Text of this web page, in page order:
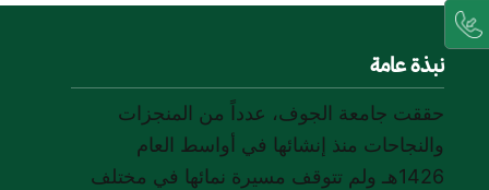
نبذة عامة
حققت جامعة الجوف، عدداً من المنجزات
والنجاحات منذ إنشائها في أواسط العام
1426هـ ولم تتوقف مسيرة نمائها في مختلف